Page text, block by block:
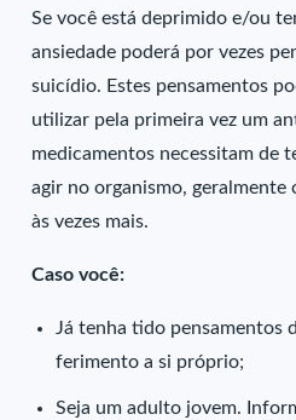
Se você está deprimido e/ou
ansiedade poderá por vezes
suicídio. Estes pensamentos
utilizar pela primeira vez um
medicamentos necessitam de
agir no organismo, geralmente
às vezes mais.
Caso você:
Já tenha tido pensamentos
ferimento a si próprio;
Seja um adulto jovem.